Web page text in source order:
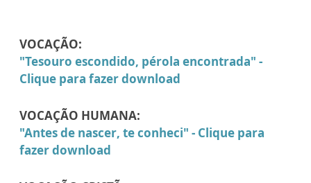
VOCAÇÃO:
"Tesouro escondido, pérola encontrada" -
Clique para fazer download
VOCAÇÃO HUMANA:
"Antes de nascer, te conheci" - Clique para
fazer download